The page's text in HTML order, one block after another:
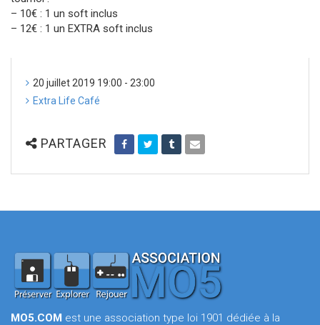
– 10€ : 1 un soft inclus
– 12€ : 1 un EXTRA soft inclus
20 juillet 2019 19:00 - 23:00
Extra Life Café
PARTAGER
MO5.COM est une association type loi 1901 dédiée à la